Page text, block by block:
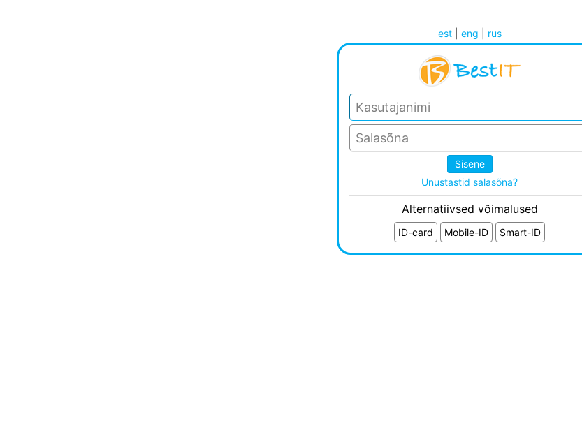
est| eng rus
Unustastid salasõna?
Alternatiivsed võimalused
ID-card Mobile-ID Smart-ID